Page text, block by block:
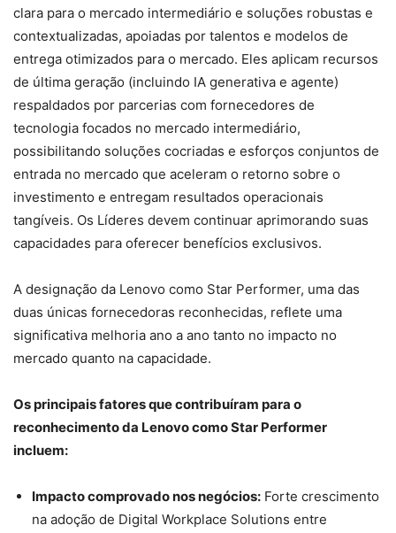
clara para o mercado intermediário e soluções robustas e
contextualizadas, apoiadas por talentos e modelos de
entrega otimizados para o mercado. Eles aplicam recursos
de última geração (incluindo IA generativa e agente)
respaldados por parcerias com fornecedores de
tecnologia focados no mercado intermediário,
possibilitando soluções cocriadas e esforços conjuntos de
entrada no mercado que aceleram o retorno sobre o
investimento e entregam resultados operacionais
tangíveis. Os Líderes devem continuar aprimorando suas
capacidades para oferecer benefícios exclusivos.
A designação da Lenovo como Star Performer, uma das
duas únicas fornecedoras reconhecidas, reflete uma
significativa melhoria ano a ano tanto no impacto no
mercado quanto na capacidade.
Os principais fatores que contribuíram para o
reconhecimento da Lenovo como Star Performer
incluem:
Impacto comprovado nos negócios: Forte crescimento
na adoção de Digital Workplace Solutions entre